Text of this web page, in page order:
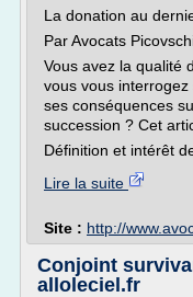
La donation au
Par Avocats
Vous avez la qualité
vous vous
ses conséquences
succession ? Cet
Définition et intérêt
Lire la suite
Site : http://
Conjoint
alloleciel.fr